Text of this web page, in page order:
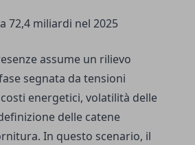
72,4 miliardi nel 2025
assume un rilievo
segnata da tensioni
energetici, volatilità delle
delle catene
In questo scenario, il